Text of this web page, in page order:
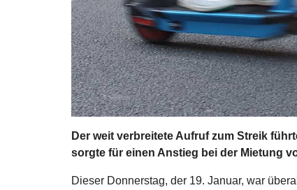
Der weit verbreitete Aufruf zum Streik
sorgte für einen Anstieg bei der Mietung
Dieser Donnerstag, der 19. Januar, war